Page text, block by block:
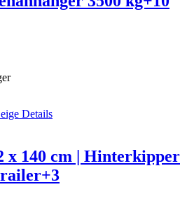
Details
x 140 cm |